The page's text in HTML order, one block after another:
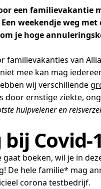
een familievakantie
weekendje weg
je hoge
familievakanties van
mee kan mag
wij verschillende
door ernstige ziekte,
hulpvelener en
Covid-
gaat boeken, wil je in
De hele familie* mag
corona testbedrijf.